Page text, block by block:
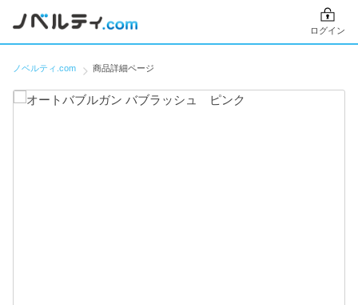
ログイン
ノベルティ.com 商品詳細ページ